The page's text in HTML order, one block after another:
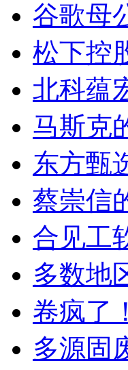
谷歌母
松下控
北科蕴
马斯克
东方甄
蔡崇信
合见工
多数地
卷疯了
多源固